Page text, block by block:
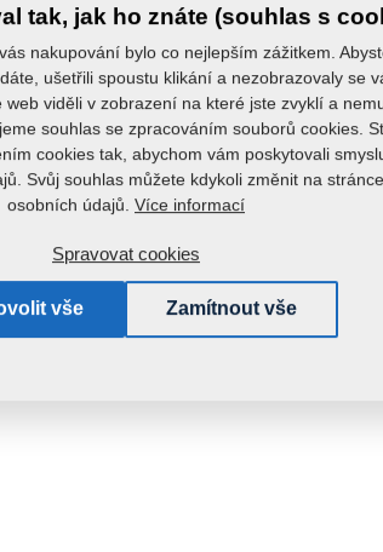
tak, jak ho znáte (souhlas s
nakupování bylo co nejlepším zážitkem.
ušetřili spoustu klikání a nezobrazovaly se
viděli v zobrazení na které jste zvyklí a
souhlas se zpracováním souborů cookies.
cookies tak, abychom vám poskytovali
Svůj souhlas můžete kdykoli změnit na
osobních údajů. Více informací
Spravovat cookies
vše Zamítnout vše